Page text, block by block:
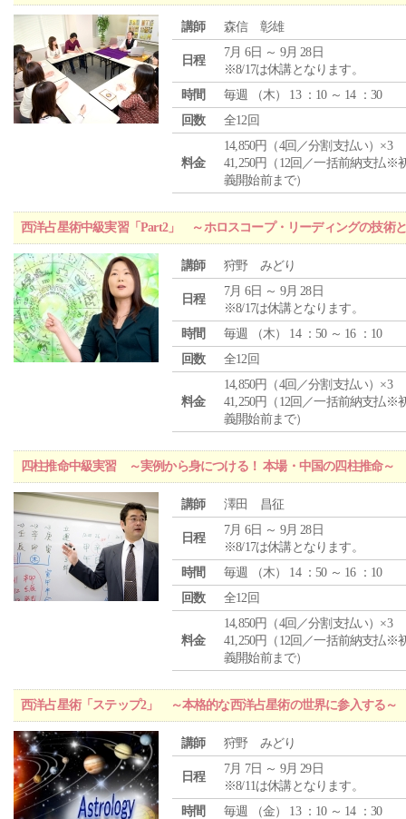
講師 森信 彰雄
日程
7月 6日 ～ 9月 28日
※8/17は休講となります。
時間
毎週 （木） 13 ：10 ～ 14 ：30
回数
全12回
料金
14,850円（4回／分割支払い）×3
41,250円（12回／一括前納支払※
義開始前まで）
西洋占星術中級実習「Part2」 ～ホロスコープ・リーディングの技術
講師 狩野 みどり
日程
7月 6日 ～ 9月 28日
※8/17は休講となります。
時間
毎週 （木） 14 ：50 ～ 16 ：10
回数
全12回
料金
14,850円（4回／分割支払い）×3
41,250円（12回／一括前納支払※
義開始前まで）
四柱推命中級実習 ～実例から身につける！ 本場・中国の四柱推命～
講師 澤田 昌征
日程
7月 6日 ～ 9月 28日
※8/17は休講となります。
時間
毎週 （木） 14 ：50 ～ 16 ：10
回数
全12回
料金
14,850円（4回／分割支払い）×3
41,250円（12回／一括前納支払※
義開始前まで）
西洋占星術「ステップ2」 ～本格的な西洋占星術の世界に参入する～
講師 狩野 みどり
日程
7月 7日 ～ 9月 29日
※8/11は休講となります。
時間
毎週 （金） 13 ：10 ～ 14 ：30